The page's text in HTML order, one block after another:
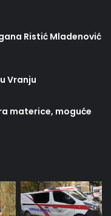
Ristić Mladenović
Vranju
materice, moguće